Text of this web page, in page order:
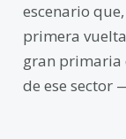
escenario
primera
gran primaria
de ese sector